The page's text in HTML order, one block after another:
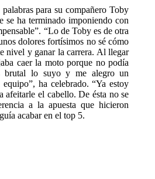
para su compañero Toby
ha terminado imponiendo con
“Lo de Toby es de otra
dolores fortísimos no sé cómo
nivel y ganar la carrera. Al llegar
caer la moto porque no podía
brutal lo suyo y me alegro un
ha celebrado. “Ya estoy
afeitarle el cabello. De ésta no se
a la apuesta que hicieron
acabar en el top 5.